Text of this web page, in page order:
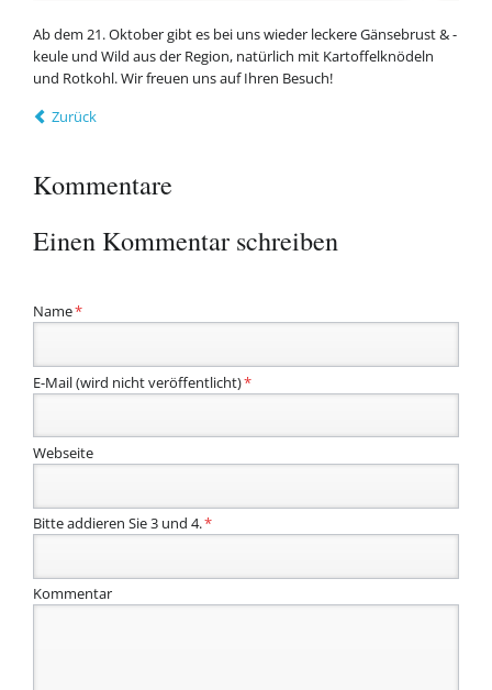
Ab dem 21. Oktober gibt es bei uns wieder leckere Gänsebrust & -
keule und Wild aus der Region, natürlich mit Kartoffelknödeln
und Rotkohl. Wir freuen uns auf Ihren Besuch!
Zurück
Kommentare
Einen Kommentar schreiben
Pflichtfeld
Name*
Pflichtfeld
E-Mail (wird nicht veröffentlicht)*
Webseite
Bitte addieren Sie 3 und 4.*
Kommentar